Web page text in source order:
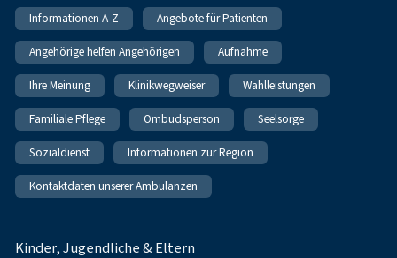
Informationen A-Z Angebote für Patienten
Angehörige helfen Angehörigen Aufnahme
Ihre Meinung Klinikwegweiser Wahlleistungen
Familiale Pflege Ombudsperson Seelsorge
Sozialdienst Informationen zur Region
Kontaktdaten unserer Ambulanzen
Kinder, Jugendliche & Eltern